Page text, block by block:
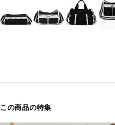
この商品の特集